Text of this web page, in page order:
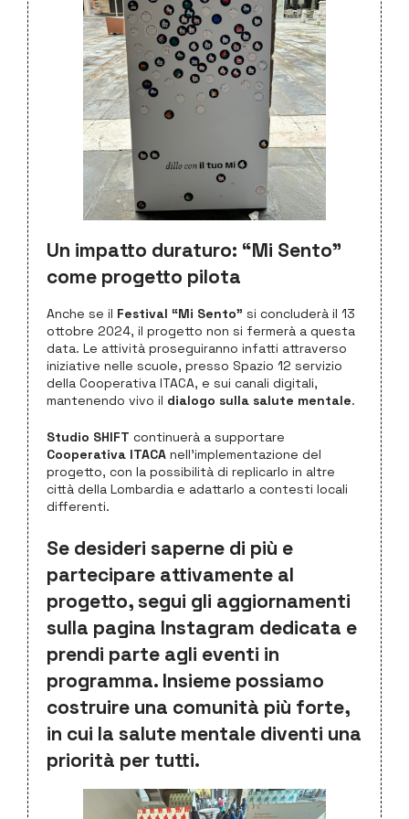
Un impatto duraturo: “Mi Sento”
come progetto pilota
Anche se il Festival “Mi Sento” si concluderà il 13
ottobre 2024, il progetto non si fermerà a questa
data. Le attività proseguiranno infatti attraverso
iniziative nelle scuole, presso Spazio 12 servizio
della Cooperativa ITACA, e sui canali digitali,
mantenendo vivo il dialogo sulla salute mentale.
Studio SHIFT continuerà a supportare
Cooperativa ITACA nell’implementazione del
progetto, con la possibilità di replicarlo in altre
città della Lombardia e adattarlo a contesti locali
differenti.
Se desideri saperne di più e
partecipare attivamente al
progetto, segui gli aggiornamenti
sulla pagina Instagram dedicata e
prendi parte agli eventi in
programma. Insieme possiamo
costruire una comunità più forte,
in cui la salute mentale diventi una
priorità per tutti.